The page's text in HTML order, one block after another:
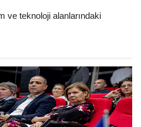
ve teknoloji alanlarındaki